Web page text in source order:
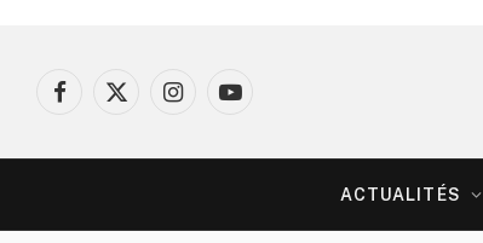
Facebook
X
InstagramYouTube
ACTUALITÉS